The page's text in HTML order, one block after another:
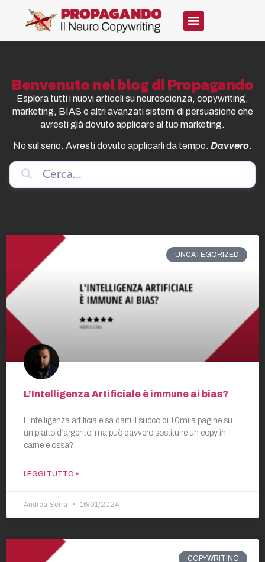
Benvenuto nel blog di Propagando
Esplora tutti i nuovi articoli su neuroscienza, copywriting,
marketing, BIAS e altri avanzati sistemi di persuasione che
avresti già dovuto applicare al tuo marketing.
No sul serio. Avresti dovuto applicarli da tempo. Davvero.
UNCATEGORIZED
L’Intelligenza Artificiale è immune ai bias?
L’intelligenza artificiale sa darti il succo di 10mila pagine su
un piatto d’argento, ma può davvero sostituire un copy in
carne e ossa?
LEGGI TUTTO »
Andrea Serra 16/01/2024
COPYWRITING